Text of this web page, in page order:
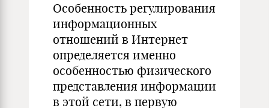
Особенность регулирования
информационных
отношений в Интернет
определяется именно
особенностью физического
представления информации
в этой сети, в первую